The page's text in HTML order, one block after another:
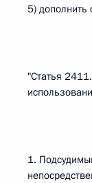
5)
"Статья
1.